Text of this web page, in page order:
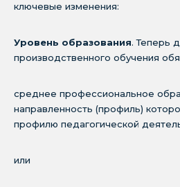
ключевые изменения:
Уровень образования. Теперь
производственного обучения
среднее профессиональное
направленность (профиль)
профилю педагогической
или